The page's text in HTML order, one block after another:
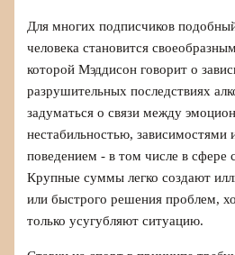
Для многих подписчиков
человека становится
которой Мэддисон говорит о
разрушительных последствиях
задуматься о связи между
нестабильностью, зависимостями
поведением - в том числе в сфере
Крупные суммы легко создают
или быстрого решения проблем,
только усугубляют ситуацию.